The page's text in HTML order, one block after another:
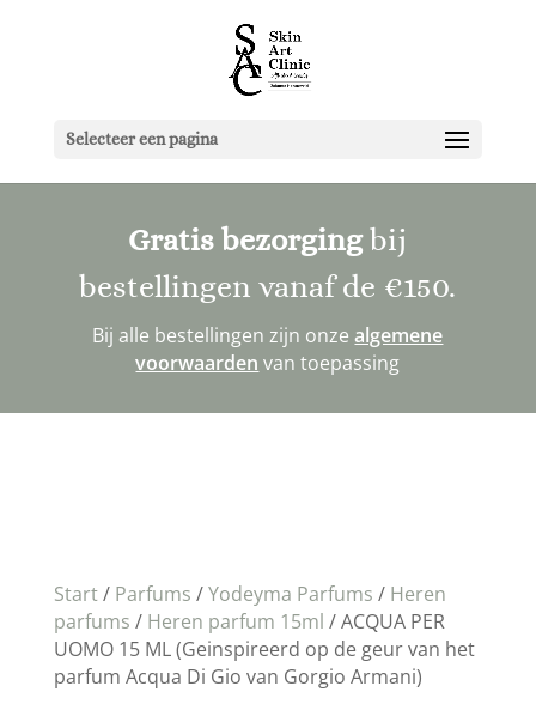
Selecteer een pagina
Gratis bezorgingbij
bestellingen vanaf de €150.
Bij alle bestellingen zijn onzealgemene
voorwaarden van toepassing
Start/ Parfums /Yodeyma Parfums / Heren
parfums / Heren parfum 15ml / ACQUA PER
UOMO 15 ML (Geinspireerd op de geur van het
parfum Acqua Di Gio van Gorgio Armani)